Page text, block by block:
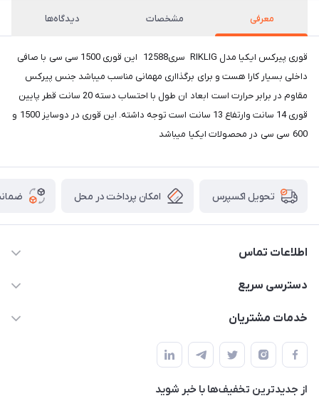
معرفی مشخصات دیدگاه‌ها
قوری پیرکس ایکیا مدل RIKLIG سری12588 این قوری 1500 سی سی با صافی
داخلی بسیار کارا هست و برای برگذااری مهمانی مناسب میباشد جنس پیرکس
مقاوم در برابر حرارت است ابعاد ان طول با احتساب دسته 20 سانت قطر پایین
قوری 14 سانت وارتفاع 13 سانت است توجه داشته. این قوری در دوسایز 1500 و
600 سی سی در محصولات ایکیا میباشد
تحویل اکسپرس امکان پرداخت در محل
اطلاعات تماس
09165044753
دسترسی سریع
حساب کاربری
لیست محصولات
درباره ما
خدمات مشتریان
قوانین و مقررات
حریم خصوصی
از جدید‌ترین تخفیف‌ها با‌ خبر شوید